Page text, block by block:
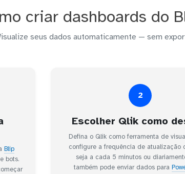
criar dashboards do
seus dados automaticamente — sem
Blip
bots.
2
Escolher Qlik como
Defina o Qlik como ferramenta de
configure a frequência de atualização
seja a cada 5 minutos ou
também pode enviar dados para